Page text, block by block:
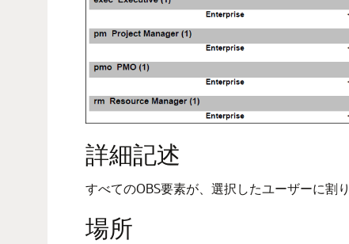
詳細記述
すべてのOBS要素が、選択したユーザーに割
場所